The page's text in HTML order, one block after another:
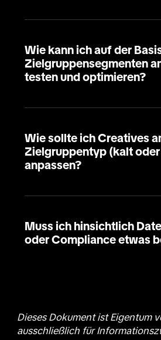
Wie kann ich auf der
Zielgruppensegmenten
testen und optimieren?
Wie sollte ich Creatives
Zielgruppentyp (kalt oder
anpassen?
Muss ich hinsichtlich
oder Compliance etwas
Dieses Dokument ist Eigentum
ausschließlich für